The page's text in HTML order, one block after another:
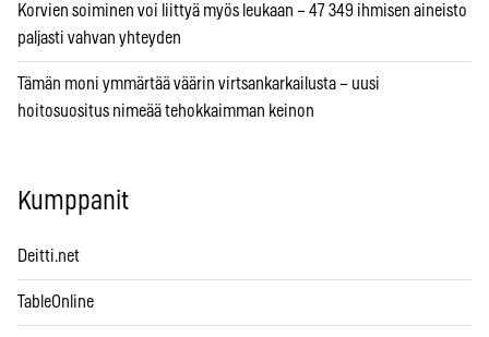
Korvien soiminen voi liittyä myös leukaan – 47 349 ihmisen aineisto
paljasti vahvan yhteyden
Tämän moni ymmärtää väärin virtsankarkailusta – uusi
hoitosuositus nimeää tehokkaimman keinon
Kumppanit
Deitti.net
TableOnline